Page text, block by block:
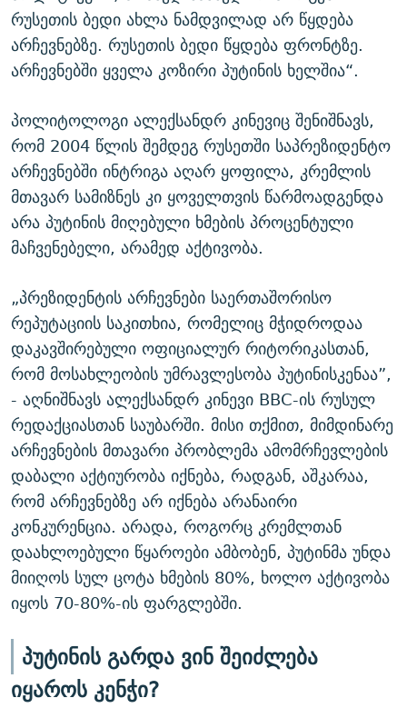
რუსეთის ბედი ახლა ნამდვილად არ წყდება
არჩევნებზე. რუსეთის ბედი წყდება ფრონტზე.
არჩევნებში ყველა კოზირი პუტინის ხელშია“.
პოლიტოლოგი ალექსანდრ კინევიც შენიშნავს,
რომ 2004 წლის შემდეგ რუსეთში საპრეზიდენტო
არჩევნებში ინტრიგა აღარ ყოფილა, კრემლის
მთავარ სამიზნეს კი ყოველთვის წარმოადგენდა
არა პუტინის მიღებული ხმების პროცენტული
მაჩვენებელი, არამედ აქტივობა.
„პრეზიდენტის არჩევნები საერთაშორისო
რეპუტაციის საკითხია, რომელიც მჭიდროდაა
დაკავშირებული ოფიციალურ რიტორიკასთან,
რომ მოსახლეობის უმრავლესობა პუტინისკენაა”,
- აღნიშნავს ალექსანდრ კინევი BBC-ის რუსულ
რედაქციასთან საუბარში. მისი თქმით, მიმდინარე
არჩევნების მთავარი პრობლემა ამომრჩევლების
დაბალი აქტიურობა იქნება, რადგან, აშკარაა,
რომ არჩევნებზე არ იქნება არანაირი
კონკურენცია. არადა, როგორც კრემლთან
დაახლოებული წყაროები ამბობენ, პუტინმა უნდა
მიიღოს სულ ცოტა ხმების 80%, ხოლო აქტივობა
იყოს 70-80%-ის ფარგლებში.
პუტინის გარდა ვინ შეიძლება
იყაროს კენჭი?